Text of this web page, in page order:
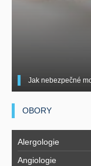
Jak nebezpečné
OBORY
Alergologie
Angiologie